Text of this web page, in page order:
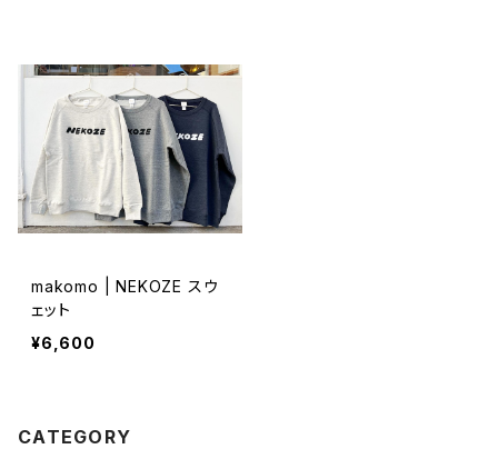
makomo | NEKOZE スウ
ェット
¥6,600
CATEGORY